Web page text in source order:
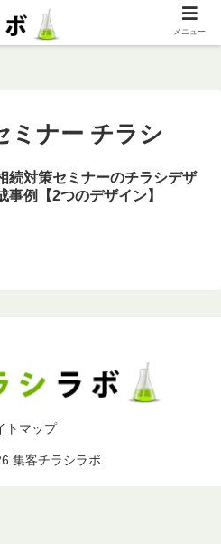
ミナー チラシ
続対策セミナーのチラシデザ
事例【2つのデザイン】
トマップ
集客チラシラボ.
メニュー